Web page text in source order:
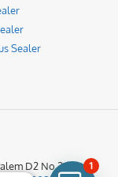
Sealer
D2 No.27
1